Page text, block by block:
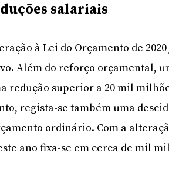
salariais
à Lei do Orçamento de
Além do reforço orçamental,
redução superior a 20 mil
regista-se também uma
ordinário. Com a
ano fixa-se em cerca de mil